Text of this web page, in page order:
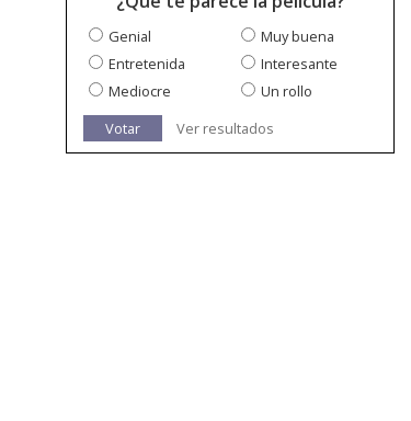
Genial
Muy buena
Entretenida
Interesante
Mediocre
Un rollo
Votar
Ver resultados